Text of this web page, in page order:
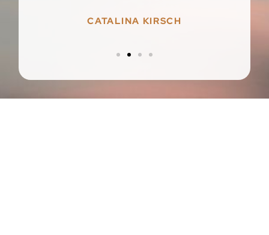
CATALINA KIRSCH